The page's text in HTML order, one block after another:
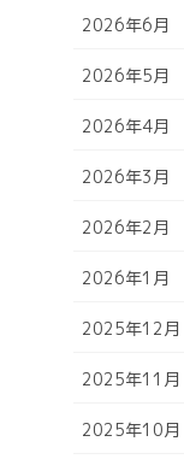
2026年6月
2026年5月
2026年4月
2026年3月
2026年2月
2026年1月
2025年12月
2025年11月
2025年10月